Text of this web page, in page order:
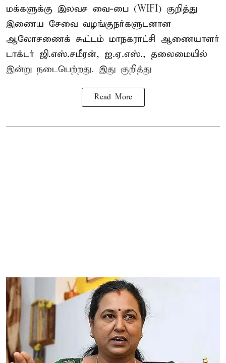
மக்களுக்கு இலவச வை-பை (WIFI) குறித்து
இணைய சேவை வழங்குநர்களுடனான
ஆலோசணைக் கூட்டம் மாநகராட்சி ஆணையாளர்
டாக்டர் ஜி.எஸ்.சமீரன், ஐ.ஏ.எஸ்., தலைமையில்
இன்று நடைபெற்றது. இது குறித்து
Read More